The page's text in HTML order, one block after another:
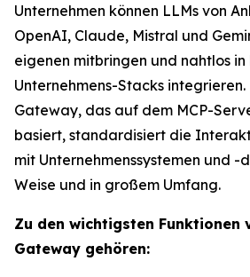
Unternehmen können LLMs von
OpenAI, Claude, Mistral und
eigenen mitbringen und nahtlos
Unternehmens-Stacks
Gateway, das auf dem MCP-
basiert, standardisiert die
mit Unternehmenssystemen und -
Weise und in großem Umfang.
Zu den wichtigsten Funktionen
Gateway gehören: